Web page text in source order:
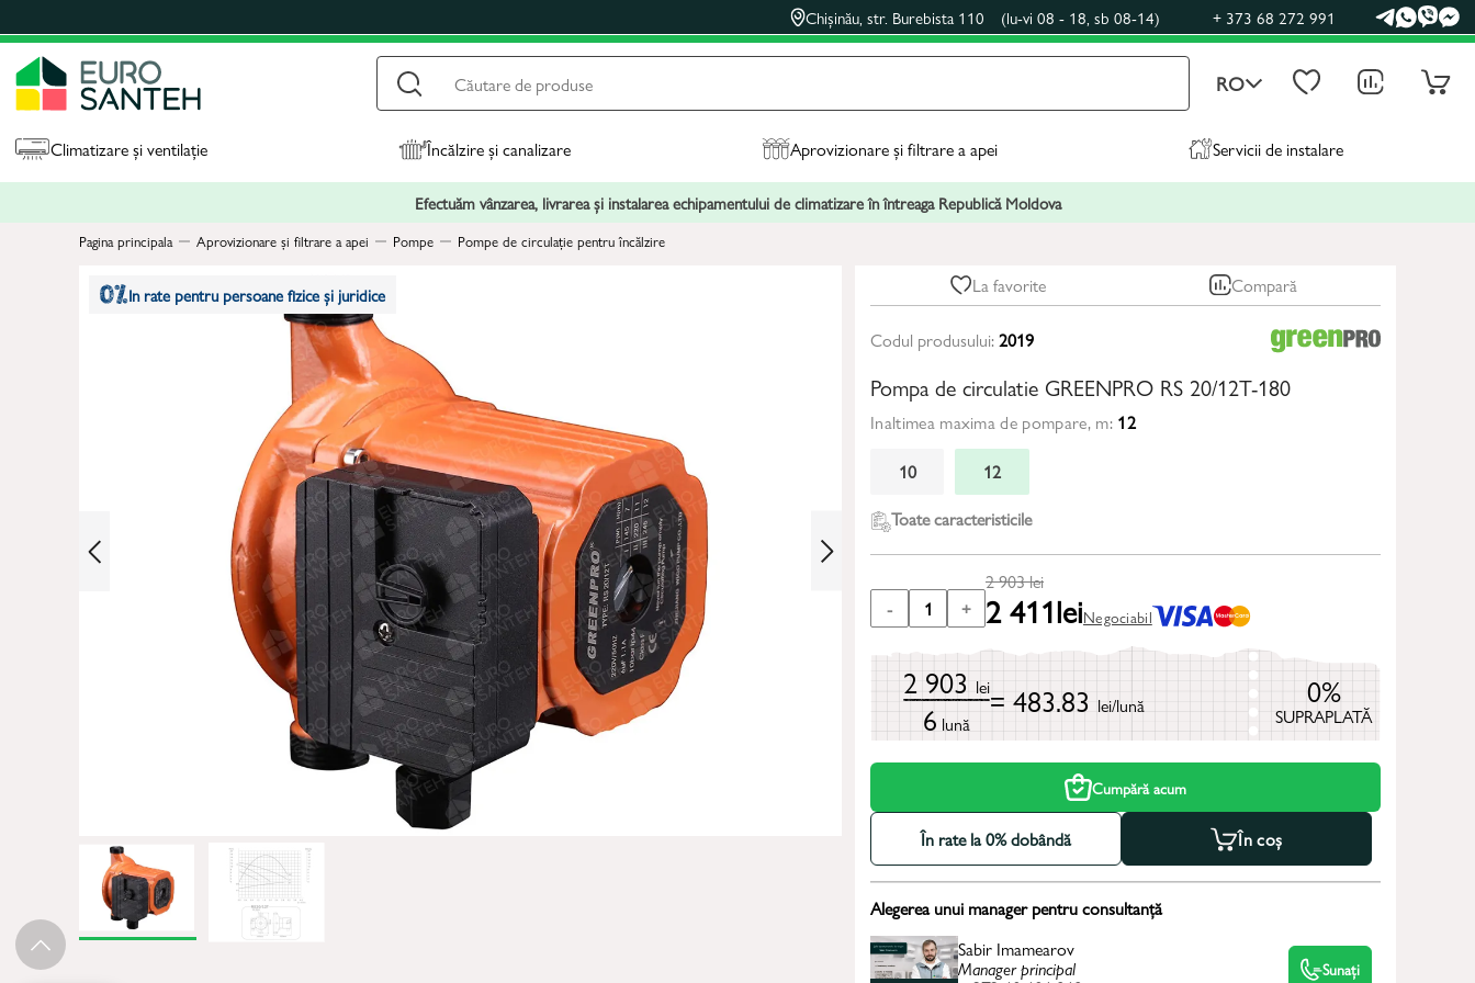
Chișinău, str. Burebista 110 (lu-vi 08 - 18, sb 08-14) + 373 68 272 991
RO
Climatizare și ventilație Încălzire și canalizare Aprovizionare și filtrare a apei Servicii de instalare
Efectuăm vânzarea, livrarea și instalarea echipamentului de climatizare în întreaga Republică Moldova
Pagina principala Aprovizionare și filtrare a apei Pompe Pompe de circulație pentru încălzire
In rate pentru persoane fizice și juridice La favorite Compară
Codul produsului:2019
Pompa de circulatie GREENPRO RS 20/12T-180
Inaltimea maxima de pompare, m:12
10
12
Toate caracteristicile
- 1 +
2 903lei
2 411leiNegociabil
2 903 lei
6 lună
= 483.83 lei/lună 0%
SUPRAPLATĂ
Cumpără acum
În rate la 0% dobândă În coș
Alegerea unui manager pentru consultanță
Sabir Imamearov
Manager principal Sunați